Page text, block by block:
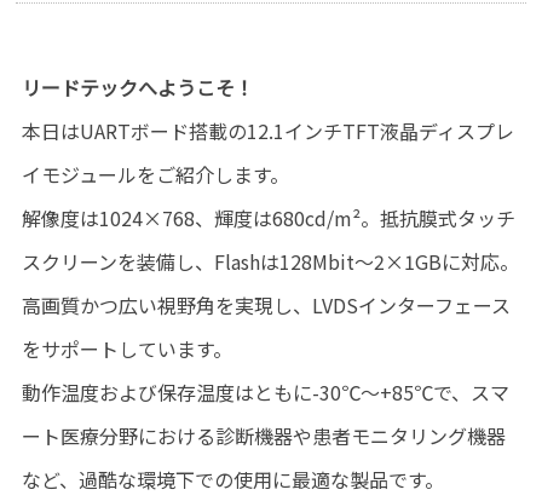
リードテックへようこそ！
本日はUARTボード搭載の12.1インチTFT液晶ディスプレ
イモジュールをご紹介します。
解像度は1024×768、輝度は680cd/m²。抵抗膜式タッチ
スクリーンを装備し、Flashは128Mbit～2×1GBに対応。
高画質かつ広い視野角を実現し、LVDSインターフェース
をサポートしています。
動作温度および保存温度はともに-30℃～+85℃で、スマ
ート医療分野における診断機器や患者モニタリング機器
など、過酷な環境下での使用に最適な製品です。